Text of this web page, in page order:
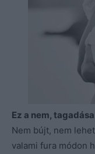
Ez a nem,
Nem bújt, nem
valami fura módon